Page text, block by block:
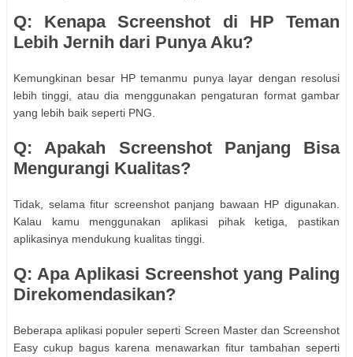
Q: Kenapa Screenshot di HP Teman
Lebih Jernih dari Punya Aku?
Kemungkinan besar HP temanmu punya layar dengan resolusi
lebih tinggi, atau dia menggunakan pengaturan format gambar
yang lebih baik seperti PNG.
Q: Apakah Screenshot Panjang Bisa
Mengurangi Kualitas?
Tidak, selama fitur screenshot panjang bawaan HP digunakan.
Kalau kamu menggunakan aplikasi pihak ketiga, pastikan
aplikasinya mendukung kualitas tinggi.
Q: Apa Aplikasi Screenshot yang Paling
Direkomendasikan?
Beberapa aplikasi populer seperti Screen Master dan Screenshot
Easy cukup bagus karena menawarkan fitur tambahan seperti